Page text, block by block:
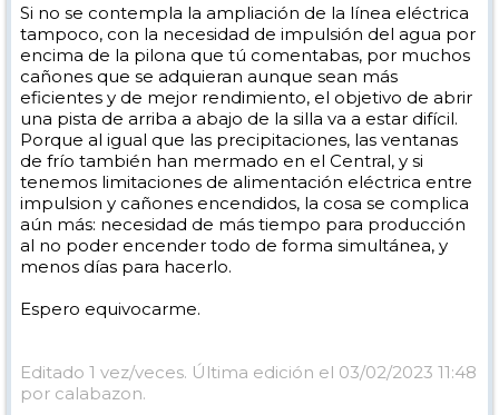
Si no se contempla la ampliación de la línea eléctrica
tampoco, con la necesidad de impulsión del agua por
encima de la pilona que tú comentabas, por muchos
cañones que se adquieran aunque sean más
eficientes y de mejor rendimiento, el objetivo de abrir
una pista de arriba a abajo de la silla va a estar difícil.
Porque al igual que las precipitaciones, las ventanas
de frío también han mermado en el Central, y si
tenemos limitaciones de alimentación eléctrica entre
impulsion y cañones encendidos, la cosa se complica
aún más: necesidad de más tiempo para producción
al no poder encender todo de forma simultánea, y
menos días para hacerlo.
Espero equivocarme.
Editado 1 vez/veces. Última edición el 03/02/2023 11:48
por calabazon.